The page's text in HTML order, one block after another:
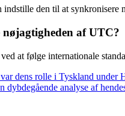
den til at
af UTC?
at følge internationale
dens rolle i Tyskland under
dybdegående analyse af